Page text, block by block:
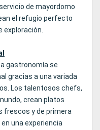
de mayordomo
el refugio perfecto
exploración.
gastronomía se
gracias a una variada
Los talentosos chefs,
crean platos
frescos y de primera
una experiencia